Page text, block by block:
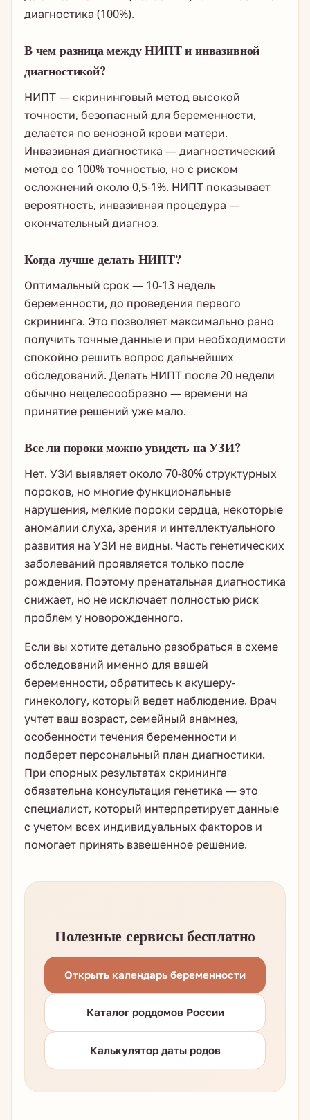
диагностика (100%).
В чем разница между НИПТ и инвазивной
диагностикой?
НИПТ — скрининговый метод высокой
точности, безопасный для беременности,
делается по венозной крови матери.
Инвазивная диагностика — диагностический
метод со 100% точностью, но с риском
осложнений около 0,5-1%. НИПТ показывает
вероятность, инвазивная процедура —
окончательный диагноз.
Когда лучше делать НИПТ?
Оптимальный срок — 10-13 недель
беременности, до проведения первого
скрининга. Это позволяет максимально рано
получить точные данные и при необходимости
спокойно решить вопрос дальнейших
обследований. Делать НИПТ после 20 недели
обычно нецелесообразно — времени на
принятие решений уже мало.
Все ли пороки можно увидеть на УЗИ?
Нет. УЗИ выявляет около 70-80% структурных
пороков, но многие функциональные
нарушения, мелкие пороки сердца, некоторые
аномалии слуха, зрения и интеллектуального
развития на УЗИ не видны. Часть генетических
заболеваний проявляется только после
рождения. Поэтому пренатальная диагностика
снижает, но не исключает полностью риск
проблем у новорожденного.
Если вы хотите детально разобраться в схеме
обследований именно для вашей
беременности, обратитесь к акушеру-
гинекологу, который ведет наблюдение. Врач
учтет ваш возраст, семейный анамнез,
особенности течения беременности и
подберет персональный план диагностики.
При спорных результатах скрининга
обязательна консультация генетика — это
специалист, который интерпретирует данные
с учетом всех индивидуальных факторов и
помогает принять взвешенное решение.
Полезные сервисы бесплатно
Открыть календарь беременности
Каталог роддомов России
Калькулятор даты родов